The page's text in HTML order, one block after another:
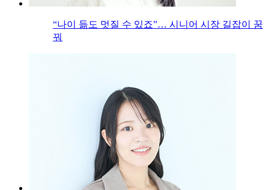
“나이 듦도 멋질 수 있죠”… 시니어 시장 길잡이 꿈
꿔